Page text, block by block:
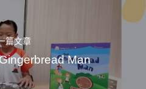
篇文章
Man